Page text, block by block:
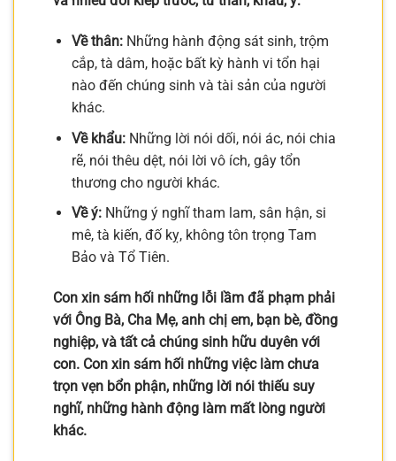
Về thân:Những hành động sát sinh, trộm
cắp, tà dâm, hoặc bất kỳ hành vi tổn hại
nào đến chúng sinh và tài sản của người
khác.
Về khẩu:Những lời nói dối, nói ác, nói chia
rẽ, nói thêu dệt, nói lời vô ích, gây tổn
thương cho người khác.
Về ý:Những ý nghĩ tham lam, sân hận, si
mê, tà kiến, đố kỵ, không tôn trọng Tam
Bảo và Tổ Tiên.
Con xin sám hối những lỗi lầm đã phạm phải
với Ông Bà, Cha Mẹ, anh chị em, bạn bè, đồng
nghiệp, và tất cả chúng sinh hữu duyên với
con. Con xin sám hối những việc làm chưa
trọn vẹn bổn phận, những lời nói thiếu suy
nghĩ, những hành động làm mất lòng người
khác.